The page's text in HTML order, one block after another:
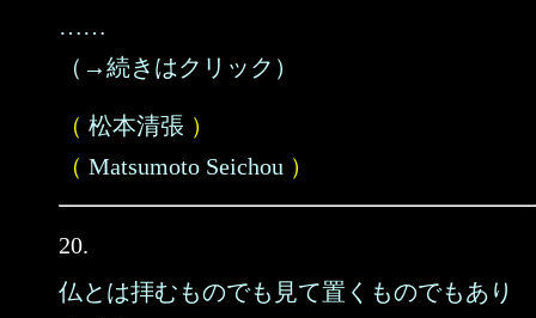
……
（→続きはクリック）
（ 松本清張 ）
（ Matsumoto Seichou ）
20.
仏とは拝むものでも見て置くものでもあり